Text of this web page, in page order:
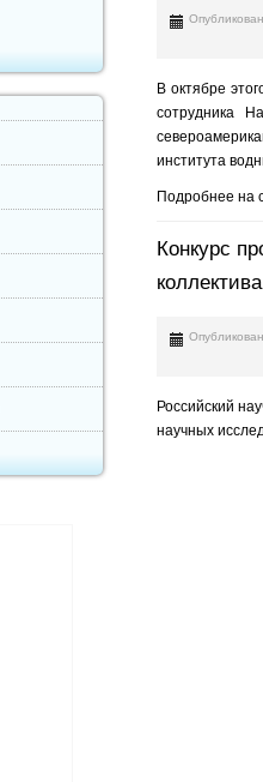
В октябре
сотрудника
института
Подробнее на
Конкурс
Российский
научных